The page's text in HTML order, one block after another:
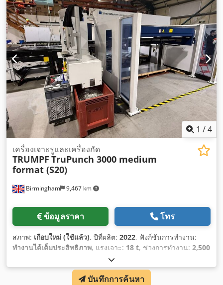
1 /4
Birmingham 9,467 km
เครื่องเจาะรูและเครื่องกัด
TRUMPF TruPunch 3000 medium
format (S20)
ข้อมูลราคา โทร
สภาพ: เกือบใหม่ (ใช้แล้ว), ปีที่ผลิต: 2022, ฟังก์ชันการทำงาน:
ทำงานได้เต็มประสิทธิภาพ, แรงเจาะ: 18 t, ช่วงการทำงาน: 2,500
2,500 มม
มม,
บันทึกการค้นหา